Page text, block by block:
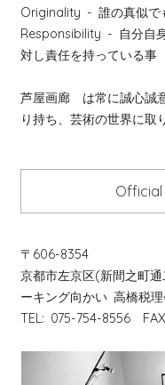
Originality - 誰の真似で
Responsibility - 自分自
対し責任を持っている事
芦屋画廊 は常に誠心誠
り持ち、芸術の世界に取
Official
〒606-8354
京都市左京区(新間之町
ーキング向かい 高橋税理
TEL: 075-754-8556